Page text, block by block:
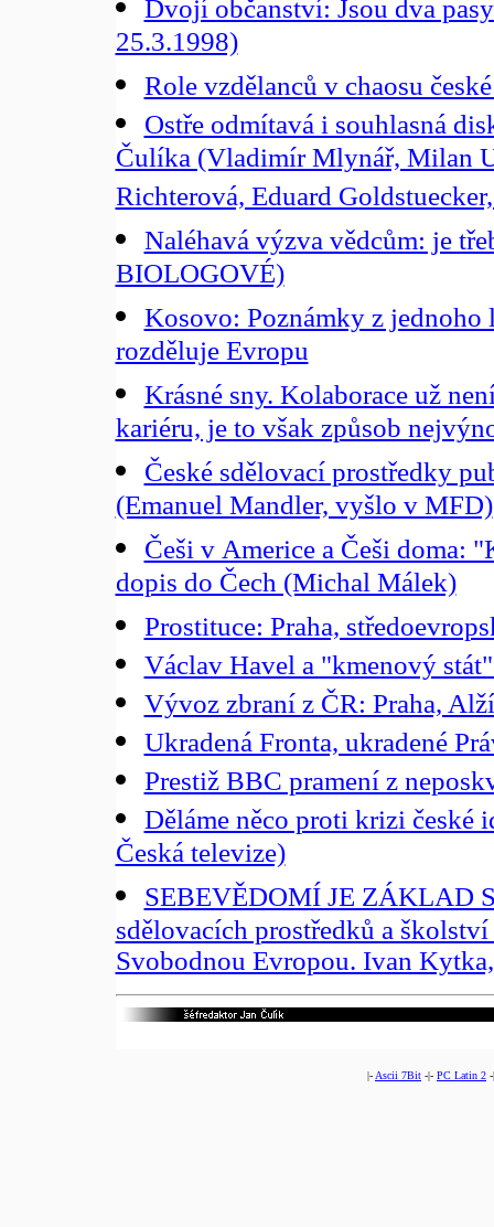
Dvojí občanství: Jsou dva
25.3.1998)
Role vzdělanců v chaosu
Ostře odmítavá i souhlasná
Čulíka (Vladimír Mlynář, Milan
Richterová, Eduard
Naléhavá výzva vědcům: je
BIOLOGOVÉ)
Kosovo: Poznámky z jednoho
rozděluje Evropu
Krásné sny. Kolaborace už
kariéru, je to však způsob
České sdělovací prostředky
(Emanuel Mandler, vyšlo v MFD)
Češi v Americe a Češi doma:
dopis do Čech (Michal Málek)
Prostituce: Praha,
Václav Havel a "kmenový
Vývoz zbraní z ČR: Praha,
Ukradená Fronta, ukradené
Prestiž BBC pramení z
Děláme něco proti krizi české
Česká televize)
SEBEVĚDOMÍ JE ZÁKLAD
sdělovacích prostředků a
Svobodnou Evropou. Ivan
|- Ascii 7Bit -|- PC Latin 2